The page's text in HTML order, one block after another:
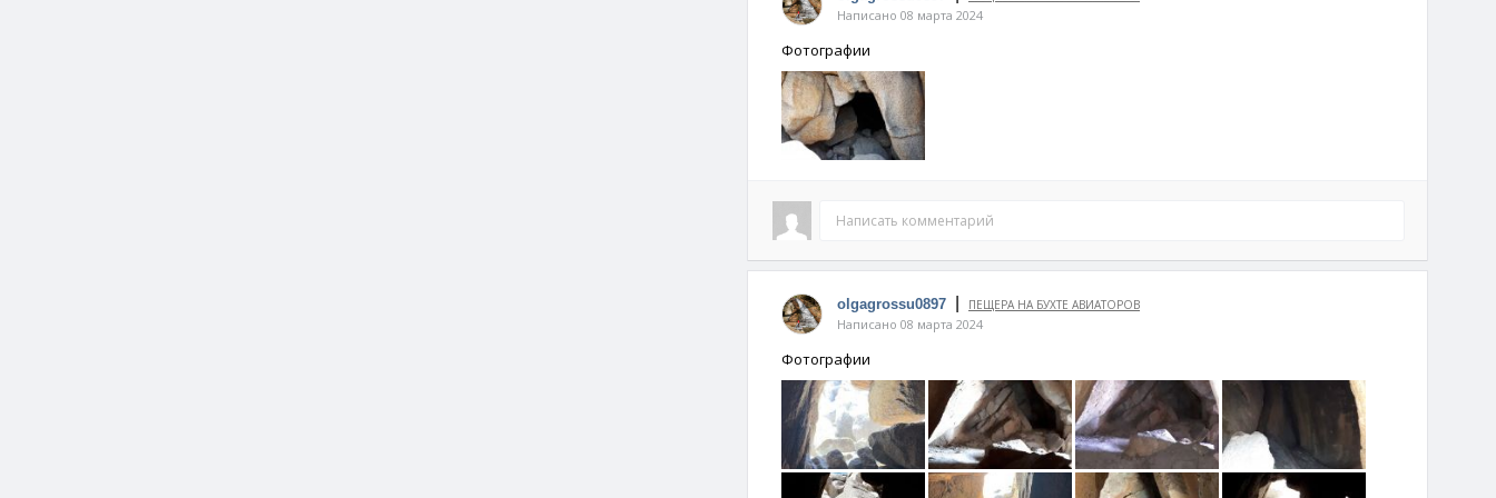
Авиаторов
Написано 08 марта 2024
Фотографии
Написать комментарий
olgagrossu0897 ПЕЩЕРА НА БУХТЕ АВИАТОРОВ
Написано 08 марта 2024
Фотографии